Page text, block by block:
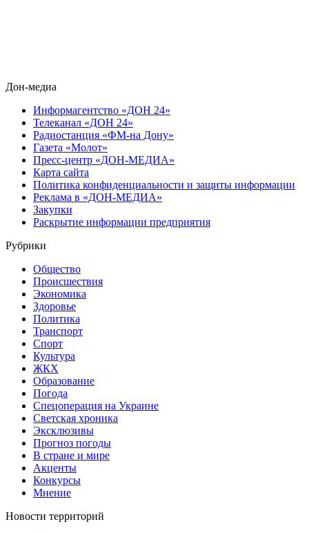
Дон-медиа
Информагентство «ДОН 24»
Телеканал «ДОН 24»
Радиостанция «ФМ-на Дону»
Газета «Молот»
Пресс-центр «ДОН-МЕДИА»
Карта сайта
Политика конфиденциальности и защиты информации
Реклама в «ДОН-МЕДИА»
Закупки
Раскрытие информации предприятия
Рубрики
Общество
Происшествия
Экономика
Здоровье
Политика
Транспорт
Спорт
Культура
ЖКХ
Образование
Погода
Спецоперация на Украине
Светская хроника
Эксклюзивы
Прогноз погоды
В стране и мире
Акценты
Конкурсы
Мнение
Новости территорий